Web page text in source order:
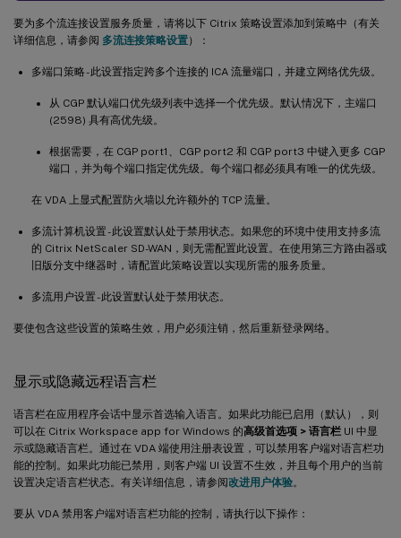
要为多个流连接设置服务质量，请将以下 Citrix 策略设置添加到策略中（有关
详细信息，请参阅 多流连接策略设置）：
多端口策略 - 此设置指定跨多个连接的 ICA 流量端口，并建立网络优先级。
从 CGP 默认端口优先级列表中选择一个优先级。默认情况下，主端口
(2598) 具有高优先级。
根据需要，在 CGP port1、CGP port2 和 CGP port3 中键入更多 CGP
端口，并为每个端口指定优先级。每个端口都必须具有唯一的优先级。
在 VDA 上显式配置防火墙以允许额外的 TCP 流量。
多流计算机设置 - 此设置默认处于禁用状态。如果您的环境中使用支持多流
的 Citrix NetScaler SD-WAN，则无需配置此设置。在使用第三方路由器或
旧版分支中继器时，请配置此策略设置以实现所需的服务质量。
多流用户设置 - 此设置默认处于禁用状态。
要使包含这些设置的策略生效，用户必须注销，然后重新登录网络。
显示或隐藏远程语言栏
语言栏在应用程序会话中显示首选输入语言。如果此功能已启用（默认），则
可以在 Citrix Workspace app for Windows 的高级首选项 > 语言栏 UI 中显
示或隐藏语言栏。通过在 VDA 端使用注册表设置，可以禁用客户端对语言栏功
能的控制。如果此功能已禁用，则客户端 UI 设置不生效，并且每个用户的当前
设置决定语言栏状态。有关详细信息，请参阅改进用户体验。
要从 VDA 禁用客户端对语言栏功能的控制，请执行以下操作：